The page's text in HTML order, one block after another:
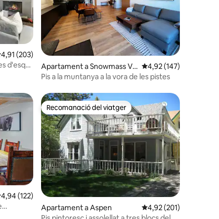
de puntuació mitjana d'un total de 5; 203 avaluacions
4,91 (203)
d'esquí,
Apartament a Snowmass Vill
age
4,92 de puntuació
4,92 (147)
Pis a la muntanya a la vora de les pistes
de puntuació mitjana d'un total de 5; 122 avaluacions
4,94 (122)
Recomanació del viatger
Recomanació del viatger
Apartament a Aspen 4,92 de puntuació
4,92 (201)